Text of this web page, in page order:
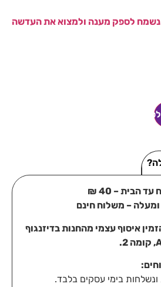
נשמח לספק מענה ולמצוא את העדשה
הבית – 40 ₪
איסוף עצמי מהחנות בדיזנגוף
בימי עסקים בלבד.